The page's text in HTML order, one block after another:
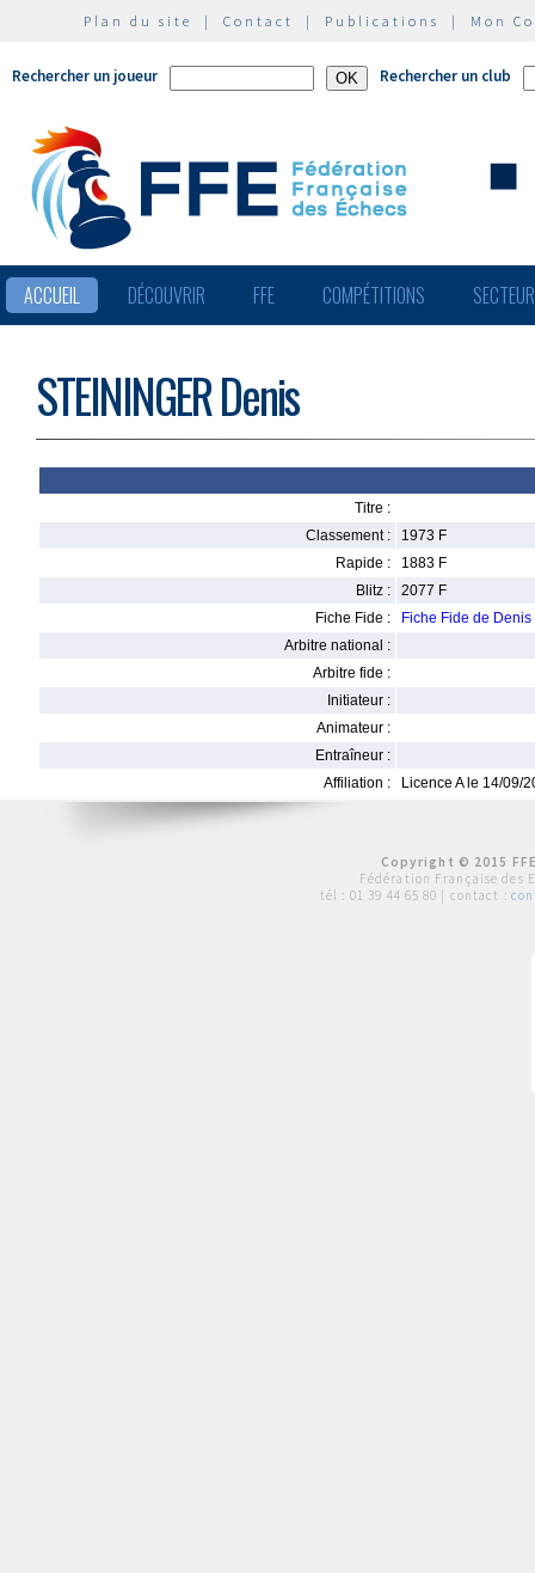
Plan du site | Contact | Publications | Mon
Rechercher un joueur Rechercher un club
ACCUEIL DÉCOUVRIR FFE COMPÉTITIONS
STEININGER Denis
Titre :
Classement :
1973 F
Rapide :
1883 F
Blitz :
2077 F
Fiche Fide :
Fiche Fide de
Arbitre national :
Arbitre fide :
Initiateur :
Animateur :
Entraîneur :
Affiliation :
Licence A le 14/09/
Copyright © 2015
Fédération Française des
tél : 01 39 44 65 80 | contact :